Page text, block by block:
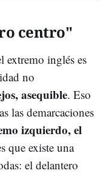
centro"
extremo inglés es
no
asequible. Eso
las demarcaciones
izquierdo, el
que existe una
el delantero